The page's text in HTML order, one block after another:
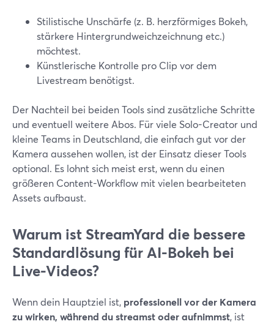
Stilistische Unschärfe (z. B. herzförmiges Bokeh,
stärkere Hintergrundweichzeichnung etc.)
möchtest.
Künstlerische Kontrolle pro Clip vor dem
Livestream benötigst.
Der Nachteil bei beiden Tools sind zusätzliche Schritte
und eventuell weitere Abos. Für viele Solo-Creator und
kleine Teams in Deutschland, die einfach gut vor der
Kamera aussehen wollen, ist der Einsatz dieser Tools
optional. Es lohnt sich meist erst, wenn du einen
größeren Content-Workflow mit vielen bearbeiteten
Assets aufbaust.
Warum ist StreamYard die bessere
Standardlösung für AI-Bokeh bei
Live-Videos?
Wenn dein Hauptziel ist, professionell vor der Kamera
zu wirken, während du streamst oder aufnimmst, ist